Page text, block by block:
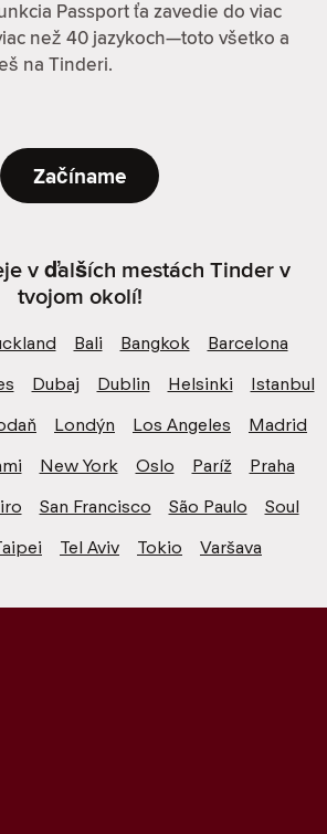
Passport ťa zavedie do viac
než 40 jazykoch—toto všetko a
na Tinderi.
Začíname
v ďalších mestách Tinder v
tvojom okolí!
Bali Bangkok
Barcelona
Dubaj Dublin Helsinki
Istanbul
Londýn Los Angeles
Madrid
New York Oslo Paríž
Praha
San Francisco São Paulo
Soul
Tel Aviv Tokio Varšava